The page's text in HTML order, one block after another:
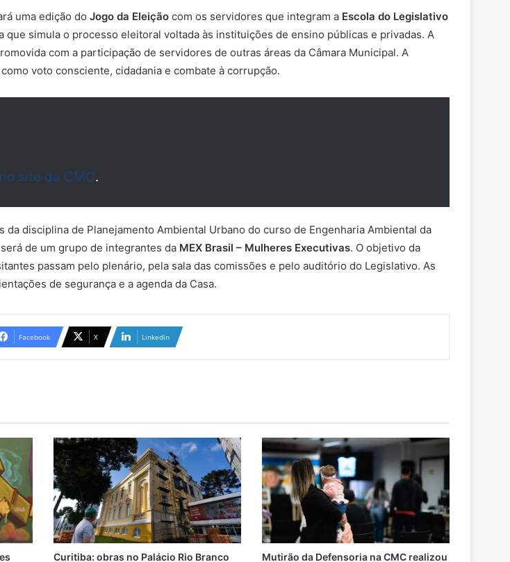
uma edição do Jogo da Eleição com os servidores que integram a Escola do Legislativo
que simula o processo eleitoral voltada às instituições de ensino públicas e privadas. A
com a participação de servidores de outras áreas da Câmara Municipal. A
voto consciente, cidadania e combate à corrupção.
site da CMC.
disciplina de Planejamento Ambiental Urbano do curso de Engenharia Ambiental da
de um grupo de integrantes da MEX Brasil – Mulheres Executivas. O objetivo da
passam pelo plenário, pela sala das comissões e pelo auditório do Legislativo. As
de segurança e a agenda da Casa.
Facebook X Linkedin
Curitiba: obras no Palácio Rio Branco Mutirão da Defensoria na CMC realizou